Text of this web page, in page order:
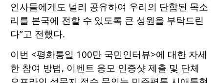
인사들에게도 널리 공유하여 우리의 단합된 목소
리를 본국에 전할 수 있도록 큰 성원을 부탁드린
다”고 전했다.
이번 <평화통일 100만 국민인터뷰>에 대한 자세
한 참여 방법, 이벤트 응모 인증샷 제출 및 단체